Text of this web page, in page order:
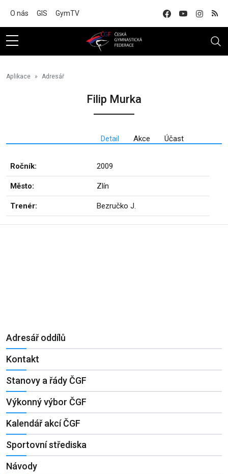
O nás GIS GymTV
Aplikace Adresář
Filip Murka
Detail Akce Účast
Ročník: 2009
Město: Zlín
Trenér: Bezručko J.
Adresář oddílů
Kontakt
Stanovy a řády ČGF
Výkonný výbor ČGF
Kalendář akcí ČGF
Sportovní střediska
Návody